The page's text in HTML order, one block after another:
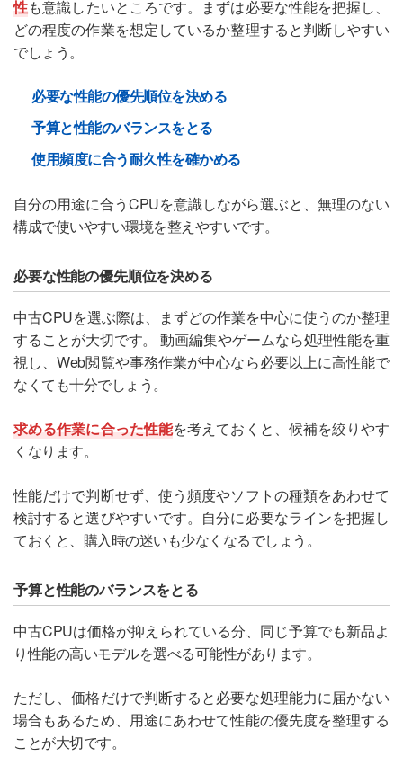
性も意識したいところです。まずは必要な性能を把握し、
どの程度の作業を想定しているか整理すると判断しやすい
でしょう。
必要な性能の優先順位を決める
予算と性能のバランスをとる
使用頻度に合う耐久性を確かめる
自分の用途に合うCPUを意識しながら選ぶと、無理のない
構成で使いやすい環境を整えやすいです。
必要な性能の優先順位を決める
中古CPUを選ぶ際は、まずどの作業を中心に使うのか整理
することが大切です。 動画編集やゲームなら処理性能を重
視し、Web閲覧や事務作業が中心なら必要以上に高性能で
なくても十分でしょう。
求める作業に合った性能を考えておくと、候補を絞りやす
くなります。
性能だけで判断せず、使う頻度やソフトの種類をあわせて
検討すると選びやすいです。自分に必要なラインを把握し
ておくと、購入時の迷いも少なくなるでしょう。
予算と性能のバランスをとる
中古CPUは価格が抑えられている分、同じ予算でも新品よ
り性能の高いモデルを選べる可能性があります。
ただし、価格だけで判断すると必要な処理能力に届かない
場合もあるため、用途にあわせて性能の優先度を整理する
ことが大切です。